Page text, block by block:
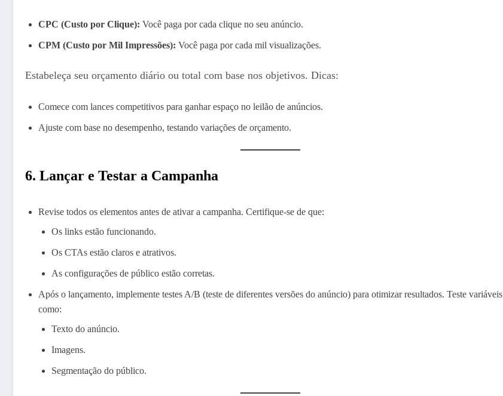
CPC (Custo por Clique): Você paga por cada clique no seu anúncio.
CPM (Custo por Mil Impressões): Você paga por cada mil visualizações.
Estabeleça seu orçamento diário ou total com base nos objetivos. Dicas:
Comece com lances competitivos para ganhar espaço no leilão de anúncios.
Ajuste com base no desempenho, testando variações de orçamento.
6. Lançar e Testar a Campanha
Revise todos os elementos antes de ativar a campanha. Certifique-se de que:
Os links estão funcionando.
Os CTAs estão claros e atrativos.
As configurações de público estão corretas.
Após o lançamento, implemente testes A/B (teste de diferentes versões do anúncio) para otimizar resultados. Teste variáveis
como:
Texto do anúncio.
Imagens.
Segmentação do público.